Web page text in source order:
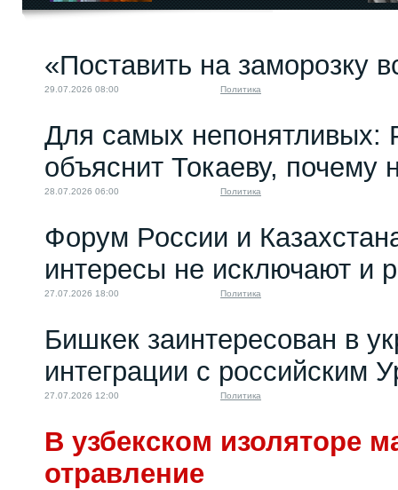
«Поставить на заморозку
29.07.2026 08:00 Политика
Для самых непонятливых:
объяснит Токаеву,
28.07.2026 06:00 Политика
Форум России и
интересы не исключают и
27.07.2026 18:00 Политика
Бишкек заинтересован в
интеграции с российским
27.07.2026 12:00 Политика
В узбекском изоляторе
отравление